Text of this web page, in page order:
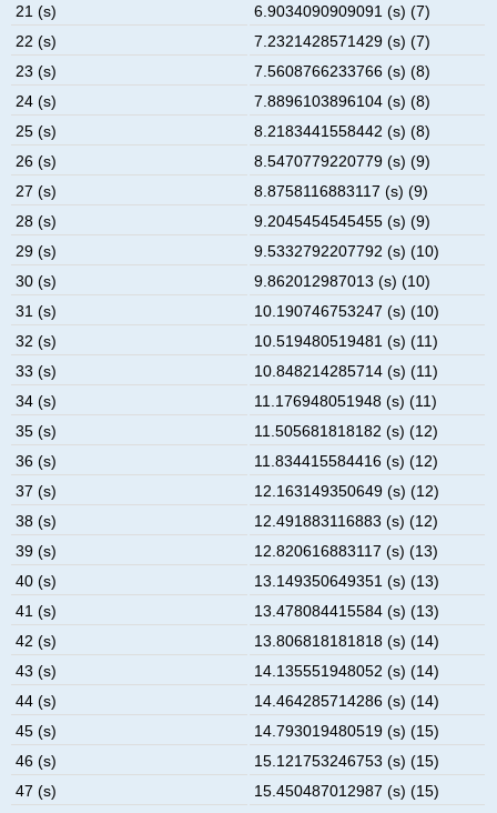
21 (s)
6.9034090909091 (s) (7)
22 (s)
7.2321428571429 (s) (7)
23 (s)
7.5608766233766 (s) (8)
24 (s)
7.8896103896104 (s) (8)
25 (s)
8.2183441558442 (s) (8)
26 (s)
8.5470779220779 (s) (9)
27 (s)
8.8758116883117 (s) (9)
28 (s)
9.2045454545455 (s) (9)
29 (s)
9.5332792207792 (s) (10)
30 (s)
9.862012987013 (s) (10)
31 (s)
10.190746753247 (s) (10)
32 (s)
10.519480519481 (s) (11)
33 (s)
10.848214285714 (s) (11)
34 (s)
11.176948051948 (s) (11)
35 (s)
11.505681818182 (s) (12)
36 (s)
11.834415584416 (s) (12)
37 (s)
12.163149350649 (s) (12)
38 (s)
12.491883116883 (s) (12)
39 (s)
12.820616883117 (s) (13)
40 (s)
13.149350649351 (s) (13)
41 (s)
13.478084415584 (s) (13)
42 (s)
13.806818181818 (s) (14)
43 (s)
14.135551948052 (s) (14)
44 (s)
14.464285714286 (s) (14)
45 (s)
14.793019480519 (s) (15)
46 (s)
15.121753246753 (s) (15)
47 (s)
15.450487012987 (s) (15)